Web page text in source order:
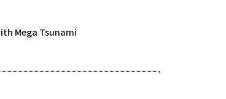
Mega Tsunami